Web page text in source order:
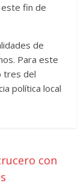
este fin de
de
Para este
tres del
política local
con